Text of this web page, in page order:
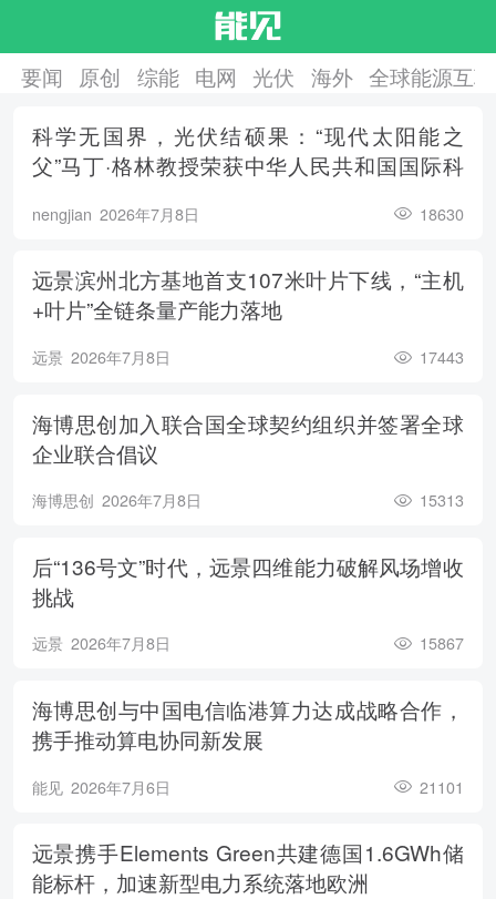
要闻 原创 综能 电网 光伏 海外 全球能源互
科学无国界，光伏结硕果：“现代太阳能之
父”马丁·格林教授荣获中华人民共和国国际科
nengjian 2026年7月8日 18630
远景滨州北方基地首支107米叶片下线，“主机
+叶片”全链条量产能力落地
远景 2026年7月8日 17443
海博思创加入联合国全球契约组织并签署全球
企业联合倡议
海博思创 2026年7月8日 15313
后“136号文”时代，远景四维能力破解风场增收
挑战
远景 2026年7月8日 15867
海博思创与中国电信临港算力达成战略合作，
携手推动算电协同新发展
能见 2026年7月6日 21101
远景携手Elements Green共建德国1.6GWh储
能标杆，加速新型电力系统落地欧洲